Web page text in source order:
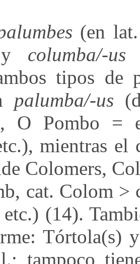
(en
columba/-us
tipos de
palumba/-us
O Pombo =
mientras
Colomers,
cat. Colom >
(14).
Tórtola(s)
tampoco